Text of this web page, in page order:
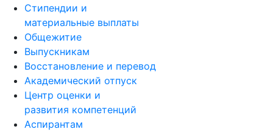
Стипендии и
материальные выплаты
Общежитие
Выпускникам
Восстановление и перевод
Академический отпуск
Центр оценки и
развития компетенций
Аспирантам